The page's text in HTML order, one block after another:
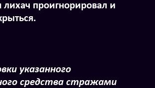
лихач проигнорировал и
указанного
средства стражами